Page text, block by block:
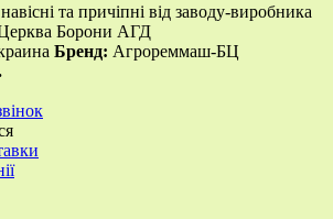
та причіпні від заводу-виробника
Борони АГД
Бренд: Агрореммаш-БЦ